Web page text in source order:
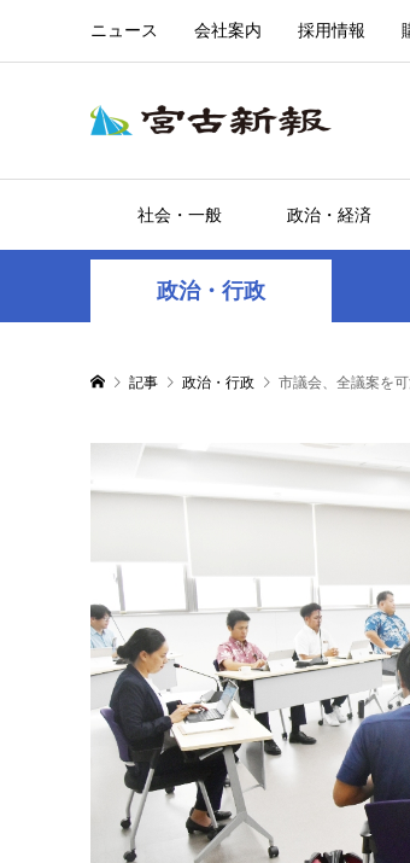
ニュース 会社案内 採用情報
社会・一般 政治・経済
政治・行政
記事 政治・行政 市議会、全議案を